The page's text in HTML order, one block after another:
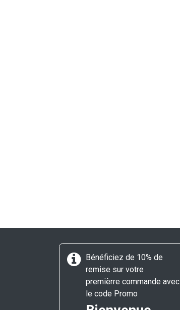
Bénéficiez de 10% de
remise sur votre
premièrre commande avec
le code Promo